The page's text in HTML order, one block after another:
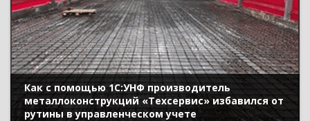
Как с помощью 1С:УНФ производитель
металлоконструкций «Техсервис» избавился от
рутины в управленческом учете